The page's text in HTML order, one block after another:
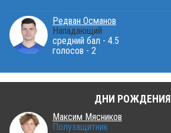
Редван Османов
Нападающий
средний бал - 4.5
голосов - 2
ДНИ РОЖДЕНИЯ
Максим Мясников
Полузащитник